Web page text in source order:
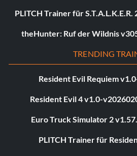
PLITCH Trainer für
theHunter: Ruf der Wildnis
TRENDING
Resident Evil Requiem
Resident Evil 4 v1.0-
Euro Truck Simulator 2
PLITCH Trainer für